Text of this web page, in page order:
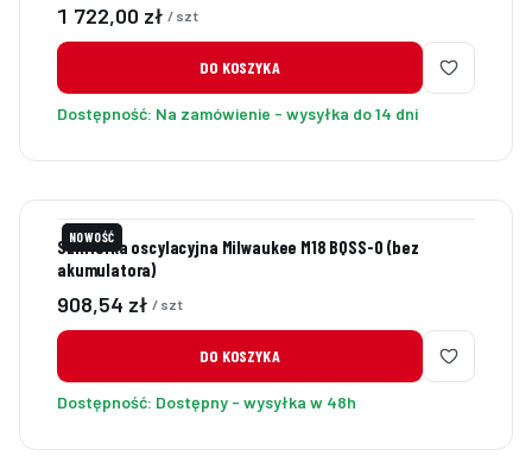
Cena
1 722,00 zł / szt
DO KOSZYKA
Dostępność: Na zamówienie - wysyłka do 14 dni
NOWOŚĆ
Szlifierka oscylacyjna Milwaukee M18 BQSS-0 (bez
akumulatora)
Cena
908,54 zł / szt
DO KOSZYKA
Dostępność: Dostępny - wysyłka w 48h